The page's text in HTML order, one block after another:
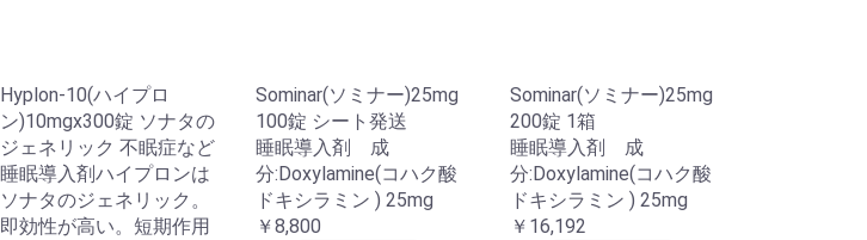
Hyplon-10(ハイプロ
ン)10mgx300錠 ソナタの
ジェネリック 不眠症など
睡眠導入剤ハイプロンは
ソナタのジェネリック。
即効性が高い。短期作用
Sominar(ソミナー)25mg
100錠 シート発送
睡眠導入剤 成
分:Doxylamine(コハク酸
ドキシラミン ) 25mg
￥8,800
Sominar(ソミナー)25mg
200錠 1箱
睡眠導入剤 成
分:Doxylamine(コハク酸
ドキシラミン ) 25mg
￥16,192